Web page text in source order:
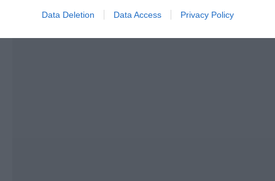
Data Deletion Data Access Privacy Policy